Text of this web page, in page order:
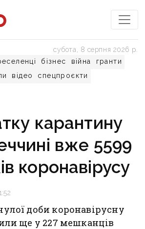
бізнес війна
гранти
відео спецпроєкти
субота, 8 серпня 2026 р.
карантину
вже 5599
коронавірусу
доби коронавірусну
ще у 227 мешканців